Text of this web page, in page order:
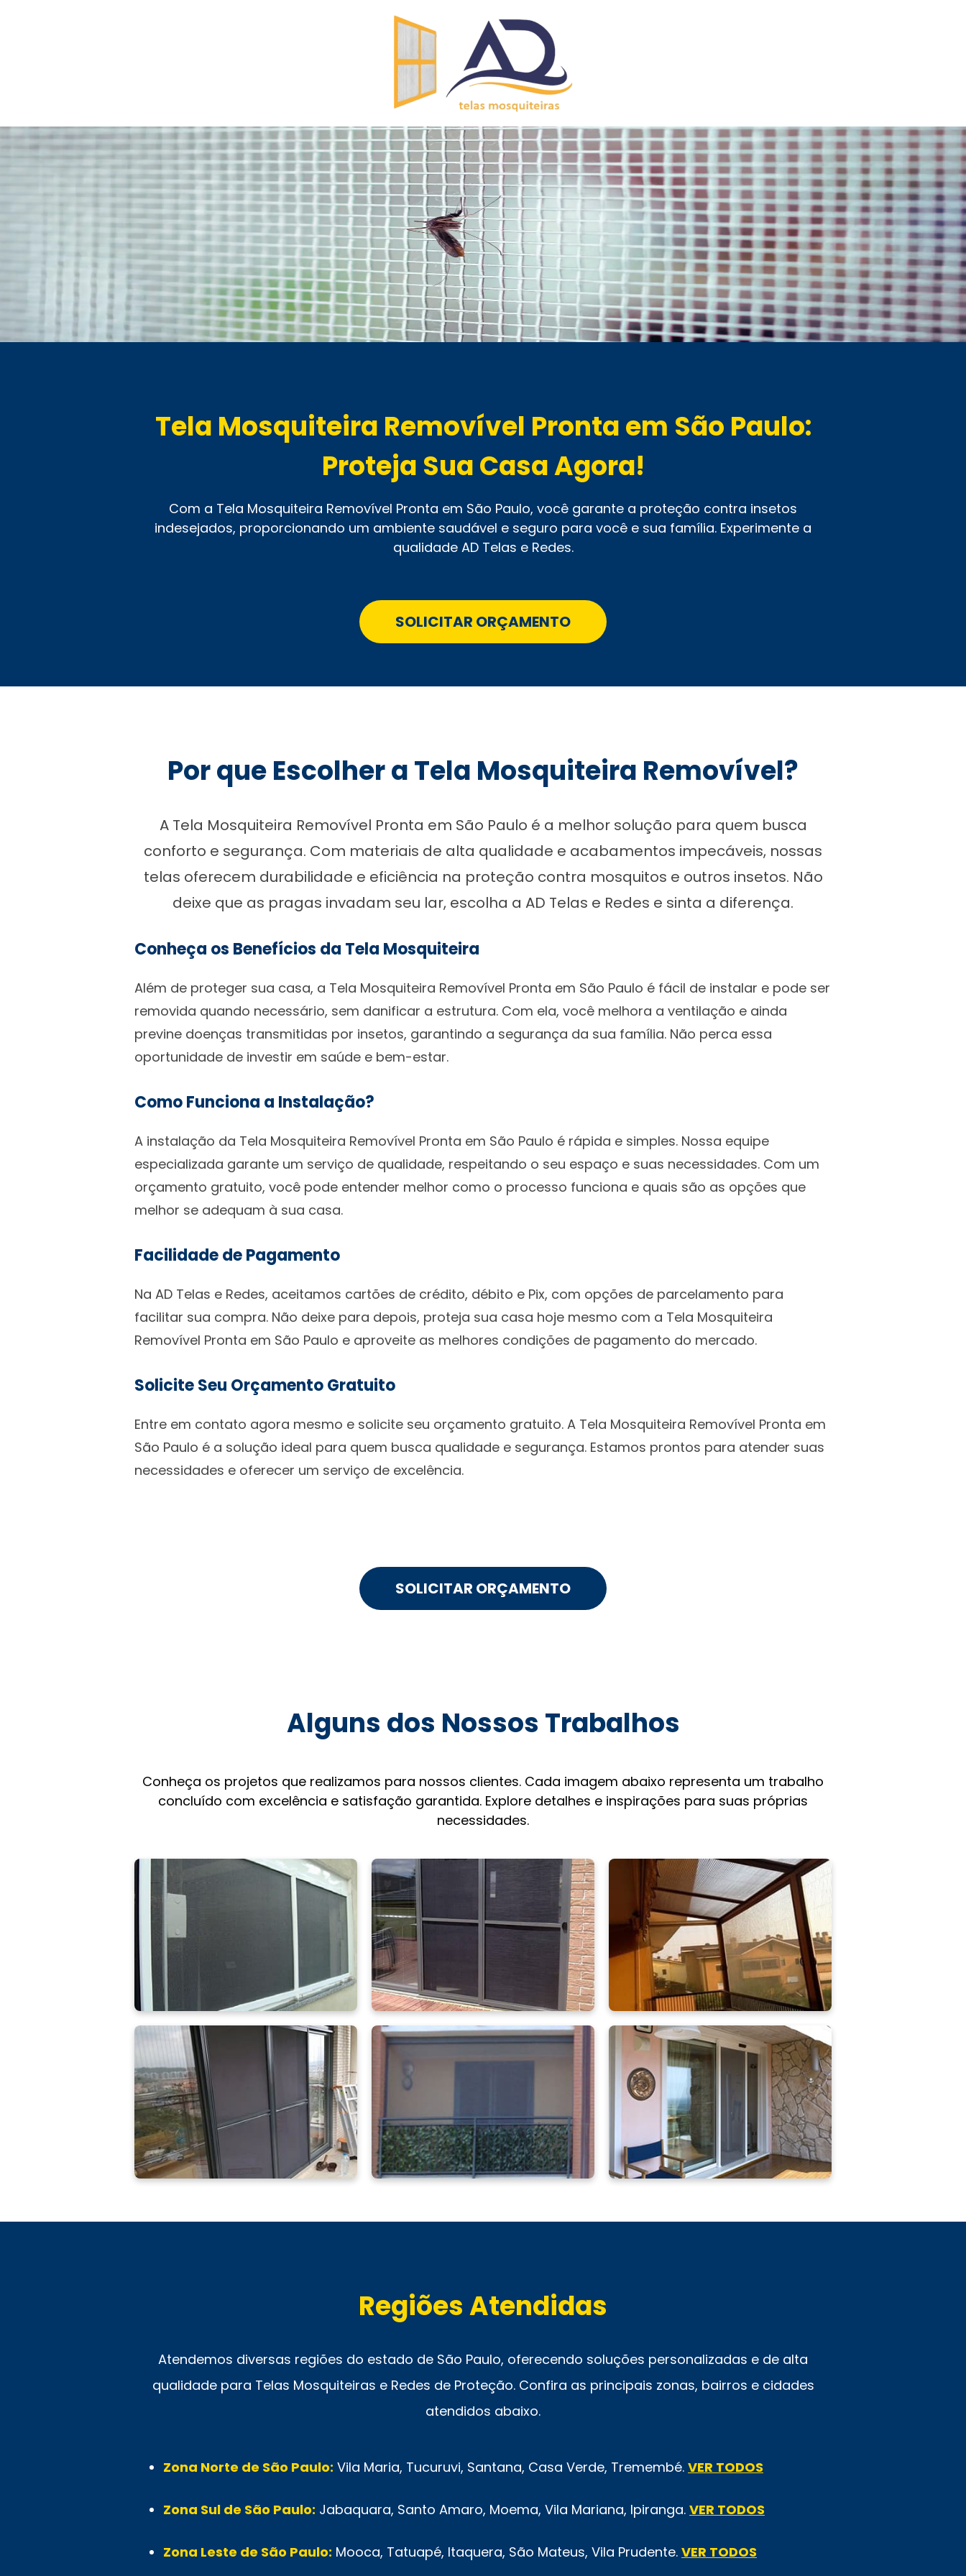
Tela Mosquiteira Removível Pronta em São Paulo:
Proteja Sua Casa Agora!
Com a Tela Mosquiteira Removível Pronta em São Paulo, você garante a proteção contra insetos
indesejados, proporcionando um ambiente saudável e seguro para você e sua família. Experimente a
qualidade AD Telas e Redes.
SOLICITAR ORÇAMENTO
Por que Escolher a Tela Mosquiteira Removível?
A Tela Mosquiteira Removível Pronta em São Paulo é a melhor solução para quem busca
conforto e segurança. Com materiais de alta qualidade e acabamentos impecáveis, nossas
telas oferecem durabilidade e eficiência na proteção contra mosquitos e outros insetos. Não
deixe que as pragas invadam seu lar, escolha a AD Telas e Redes e sinta a diferença.
Conheça os Benefícios da Tela Mosquiteira
Além de proteger sua casa, a Tela Mosquiteira Removível Pronta em São Paulo é fácil de instalar e pode ser
removida quando necessário, sem danificar a estrutura. Com ela, você melhora a ventilação e ainda
previne doenças transmitidas por insetos, garantindo a segurança da sua família. Não perca essa
oportunidade de investir em saúde e bem-estar.
Como Funciona a Instalação?
A instalação da Tela Mosquiteira Removível Pronta em São Paulo é rápida e simples. Nossa equipe
especializada garante um serviço de qualidade, respeitando o seu espaço e suas necessidades. Com um
orçamento gratuito, você pode entender melhor como o processo funciona e quais são as opções que
melhor se adequam à sua casa.
Facilidade de Pagamento
Na AD Telas e Redes, aceitamos cartões de crédito, débito e Pix, com opções de parcelamento para
facilitar sua compra. Não deixe para depois, proteja sua casa hoje mesmo com a Tela Mosquiteira
Removível Pronta em São Paulo e aproveite as melhores condições de pagamento do mercado.
Solicite Seu Orçamento Gratuito
Entre em contato agora mesmo e solicite seu orçamento gratuito. A Tela Mosquiteira Removível Pronta em
São Paulo é a solução ideal para quem busca qualidade e segurança. Estamos prontos para atender suas
necessidades e oferecer um serviço de excelência.
SOLICITAR ORÇAMENTO
Alguns dos Nossos Trabalhos
Conheça os projetos que realizamos para nossos clientes. Cada imagem abaixo representa um trabalho
concluído com excelência e satisfação garantida. Explore detalhes e inspirações para suas próprias
necessidades.
Regiões Atendidas
Atendemos diversas regiões do estado de São Paulo, oferecendo soluções personalizadas e de alta
qualidade para Telas Mosquiteiras e Redes de Proteção. Confira as principais zonas, bairros e cidades
atendidos abaixo.
Zona Norte de São Paulo: Vila Maria, Tucuruvi, Santana, Casa Verde, Tremembé. VER TODOS
Zona Sul de São Paulo: Jabaquara, Santo Amaro, Moema, Vila Mariana, Ipiranga. VER TODOS
Zona Leste de São Paulo: Mooca, Tatuapé, Itaquera, São Mateus, Vila Prudente. VER TODOS